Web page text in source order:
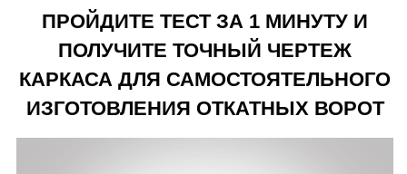
ПРОЙДИТЕ ТЕСТ ЗА 1 МИНУТУ И
ПОЛУЧИТЕ ТОЧНЫЙ ЧЕРТЕЖ
КАРКАСА ДЛЯ САМОСТОЯТЕЛЬНОГО
ИЗГОТОВЛЕНИЯ ОТКАТНЫХ ВОРОТ